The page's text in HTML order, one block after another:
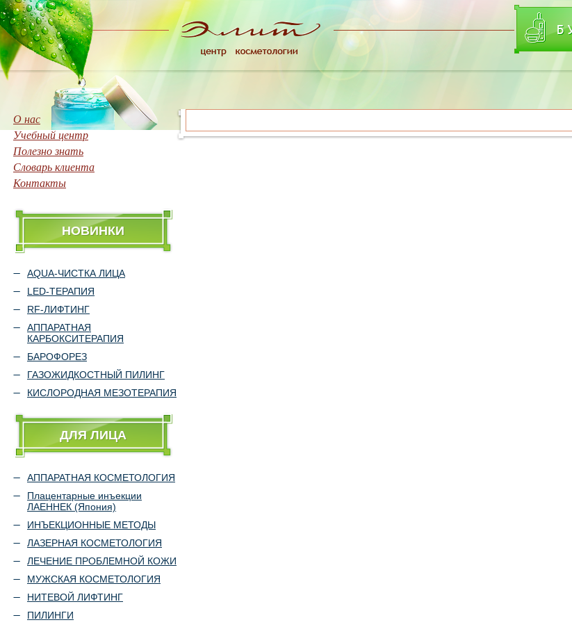
О нас
Учебный центр
Полезно знать
Словарь клиента
Контакты
НОВИНКИ
AQUA-ЧИСТКА ЛИЦА
LED-ТЕРАПИЯ
RF-ЛИФТИНГ
АППАРАТНАЯ
КАРБОКСИТЕРАПИЯ
БАРОФОРЕЗ
ГАЗОЖИДКОСТНЫЙ ПИЛИНГ
КИСЛОРОДНАЯ МЕЗОТЕРАПИЯ
ДЛЯ ЛИЦА
АППАРАТНАЯ КОСМЕТОЛОГИЯ
Плацентарные инъекции
ЛАЕННЕК (Япония)
ИНЪЕКЦИОННЫЕ МЕТОДЫ
ЛАЗЕРНАЯ КОСМЕТОЛОГИЯ
ЛЕЧЕНИЕ ПРОБЛЕМНОЙ КОЖИ
МУЖСКАЯ КОСМЕТОЛОГИЯ
НИТЕВОЙ ЛИФТИНГ
ПИЛИНГИ